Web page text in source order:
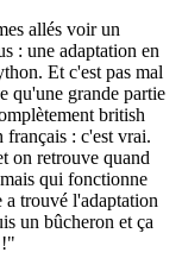
allés voir un
: une adaptation en
Et c'est pas mal
qu'une grande partie
british
français : c'est vrai.
on retrouve quand
qui fonctionne
trouvé l'adaptation
un bûcheron et ça
!"